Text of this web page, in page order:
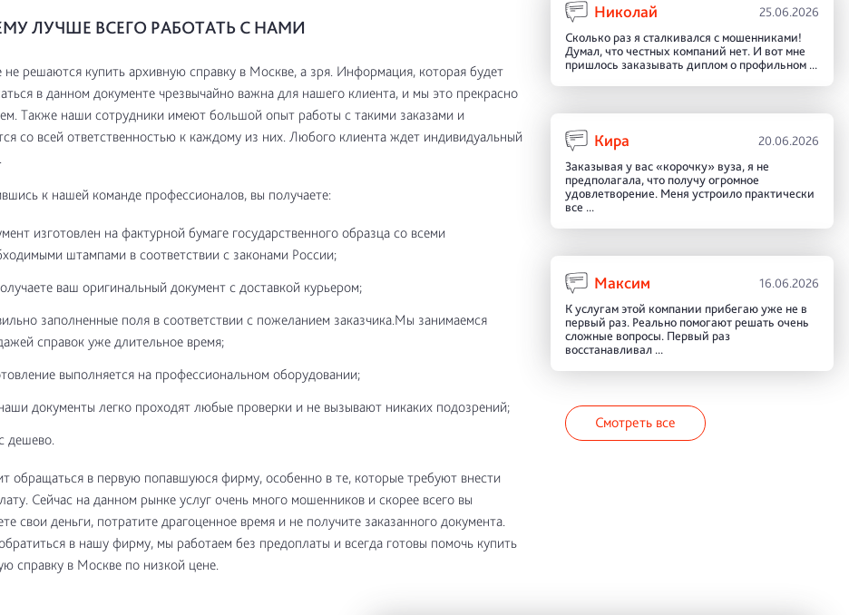
ЛУЧШЕ ВСЕГО РАБОТАТЬ С НАМИ
решаются купить архивную справку в Москве, а зря. Информация, которая будет
в данном документе чрезвычайно важна для нашего клиента, и мы это прекрасно
Также наши сотрудники имеют большой опыт работы с такими заказами и
со всей ответственностью к каждому из них. Любого клиента ждет индивидуальный
к нашей команде профессионалов, вы получаете:
изготовлен на фактурной бумаге государственного образца со всеми
штампами в соответствии с законами России;
ваш оригинальный документ с доставкой курьером;
заполненные поля в соответствии с пожеланием заказчика.Мы занимаемся
справок уже длительное время;
выполняется на профессиональном оборудовании;
документы легко проходят любые проверки и не вызывают никаких подозрений;
дешево.
обращаться в первую попавшуюся фирму, особенно в те, которые требуют внести
Сейчас на данном рынке услуг очень много мошенников и скорее всего вы
свои деньги, потратите драгоценное время и не получите заказанного документа.
в нашу фирму, мы работаем без предоплаты и всегда готовы помочь купить
справку в Москве по низкой цене.
Николай 25.06.2026
Сколько раз я сталкивался с мошенниками!
Думал, что честных компаний нет. И вот мне
пришлось заказывать диплом о профильном ...
Кира 20.06.2026
Заказывая у вас «корочку» вуза, я не
предполагала, что получу огромное
удовлетворение. Меня устроило практически
все ...
Максим 16.06.2026
К услугам этой компании прибегаю уже не в
первый раз. Реально помогают решать очень
сложные вопросы. Первый раз
восстанавливал ...
Смотреть все